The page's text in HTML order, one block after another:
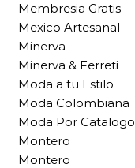
Membresia Gratis
Mexico Artesanal
Minerva
Minerva & Ferreti
Moda a tu Estilo
Moda Colombiana
Moda Por Catalogo
Montero
Montero